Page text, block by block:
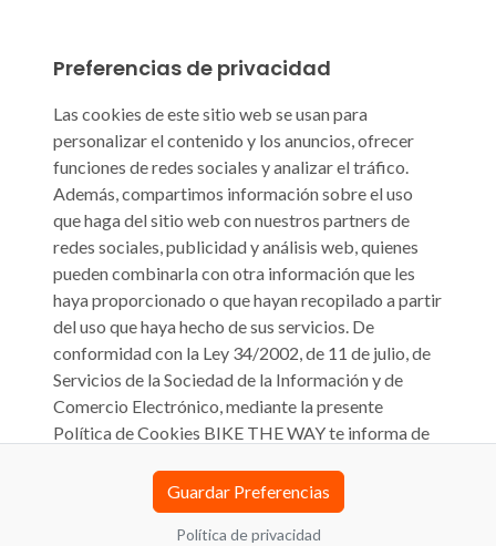
Preferencias de privacidad
Las cookies de este sitio web se usan para
personalizar el contenido y los anuncios, ofrecer
funciones de redes sociales y analizar el tráfico.
Además, compartimos información sobre el uso
que haga del sitio web con nuestros partners de
redes sociales, publicidad y análisis web, quienes
pueden combinarla con otra información que les
haya proporcionado o que hayan recopilado a partir
del uso que haya hecho de sus servicios. De
conformidad con la Ley 34/2002, de 11 de julio, de
Servicios de la Sociedad de la Información y de
Comercio Electrónico, mediante la presente
Política de Cookies BIKE THE WAY te informa de
denominación que pueda tener en el futuro (en
adelante, el “Sitio Web”) utiliza cookies, ficheros
informáticos que se almacenan en tu ordenador
Guardar Preferencias
Política de privacidad